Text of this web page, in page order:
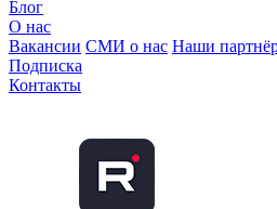
Блог
О нас
Вакансии СМИ о нас Наши
Подписка
Контакты